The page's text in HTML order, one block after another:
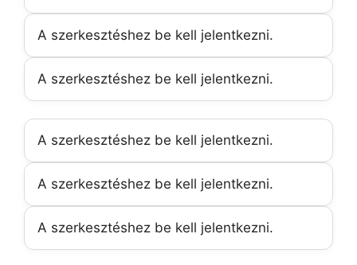
A szerkesztéshez be kell jelentkezni.
A szerkesztéshez be kell jelentkezni.
A szerkesztéshez be kell jelentkezni.
A szerkesztéshez be kell jelentkezni.
A szerkesztéshez be kell jelentkezni.